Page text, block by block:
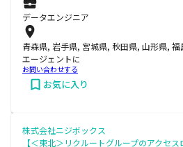
データエンジニア
青森県, 岩手県, 宮城県, 秋田県, 山形県, 福
エージェントに
お問い合わせする
お気に入り
株式会社ニジボックス
【＜東北＞リクルートグループのアクセ